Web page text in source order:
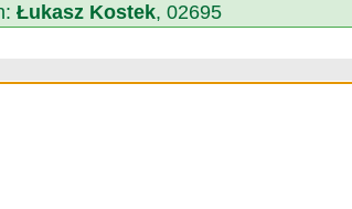
Łukasz Kostek, 02695